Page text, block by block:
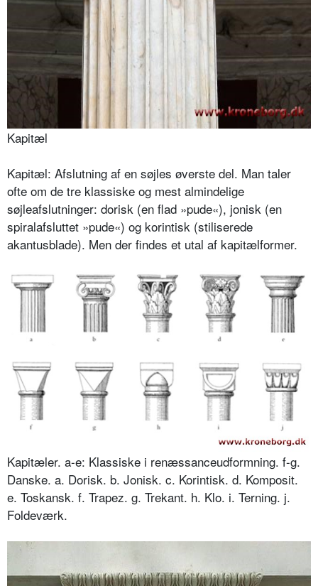
Kapitæl
Kapitæl: Afslutning af en søjles øverste del. Man taler
ofte om de tre klassiske og mest almindelige
søjleafslutninger: dorisk (en flad »pude«), jonisk (en
spiralafsluttet »pude«) og korintisk (stiliserede
akantusblade). Men der findes et utal af kapitælformer.
Kapitæler. a-e: Klassiske i renæssanceudformning. f-g.
Danske. a. Dorisk. b. Jonisk. c. Korintisk. d. Komposit.
e. Toskansk. f. Trapez. g. Trekant. h. Klo. i. Terning. j.
Foldeværk.